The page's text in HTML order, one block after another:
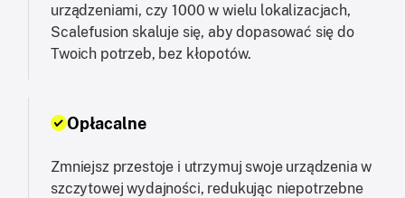
urządzeniami, czy 1000 w wielu lokalizacjach,
Scalefusion skaluje się, aby dopasować się do
Twoich potrzeb, bez kłopotów.
Opłacalne
Zmniejsz przestoje i utrzymuj swoje urządzenia w
szczytowej wydajności, redukując niepotrzebne